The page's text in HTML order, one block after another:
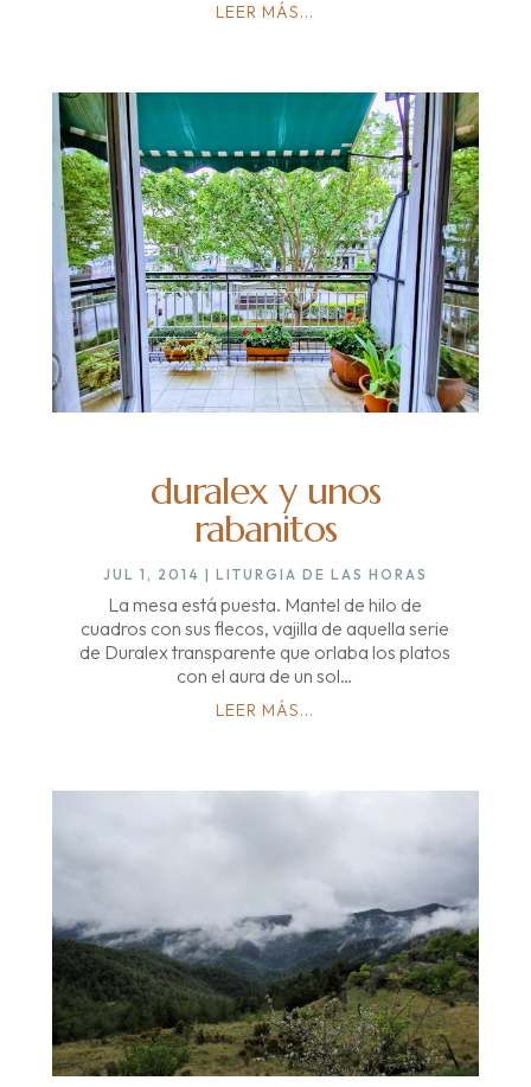
LEER MÁS...
duralex y unos
rabanitos
JUL 1, 2014 | LITURGIA DE LAS HORAS
La mesa está puesta. Mantel de hilo de
cuadros con sus flecos, vajilla de aquella serie
de Duralex transparente que orlaba los platos
con el aura de un sol…
LEER MÁS...